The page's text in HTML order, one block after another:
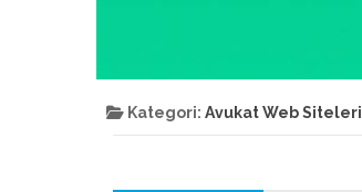
Kategori: Avukat Web Siteleri